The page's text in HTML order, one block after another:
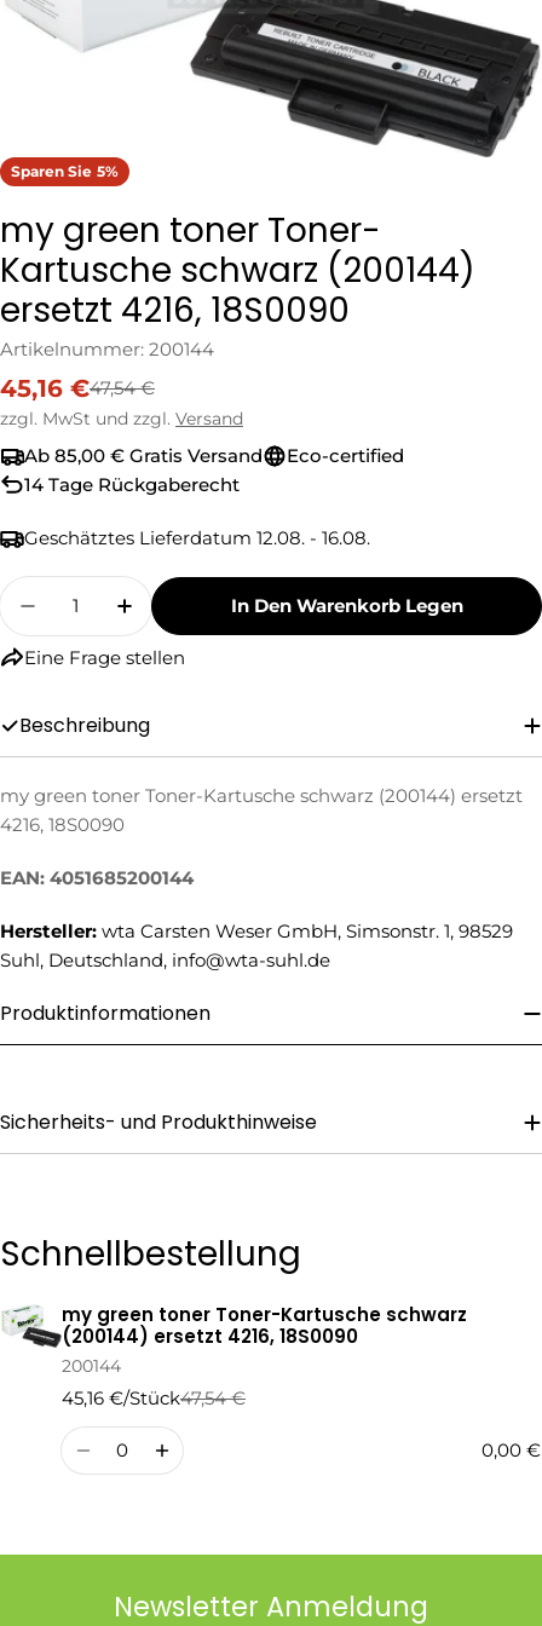
Sparen Sie 5%
my green toner Toner-
Kartusche schwarz (200144)
ersetzt 4216, 18S0090
Artikelnummer: 200144
Verkaufspreis
45,16 €
Regulärer
Preis
47,54 €
zzgl. MwSt und zzgl. Versand
Ab 85,00 € Gratis Versand
Eco-certified
14 Tage Rückgaberecht
Geschätztes Lieferdatum 12.08. - 16.08.
Menge
Menge Für My Green Toner Toner-
Menge Für My Green Toner Toner-
In Den Warenkorb Legen
Eine Frage stellen
Eine Frage stellen
Name
E-
Mail
Telefonnummer
Ihre
Beschreibung
my green toner Toner-Kartusche schwarz (200144) ersetzt
4216, 18S0090
EAN: 4051685200144
Hersteller: wta Carsten Weser GmbH, Simsonstr. 1, 98529
Suhl, Deutschland, info@wta-suhl.de
Produktinformationen
Sicherheits- und Produkthinweise
Schnellbestellung
Ihr
Warenkorb
my green toner Toner-Kartusche schwarz
(200144) ersetzt 4216, 18S0090
200144
45,16 €/Stück
Regulärer
Preis
47,54 €
Verkaufspreis
Menge
0,00 €
Newsletter Anmeldung